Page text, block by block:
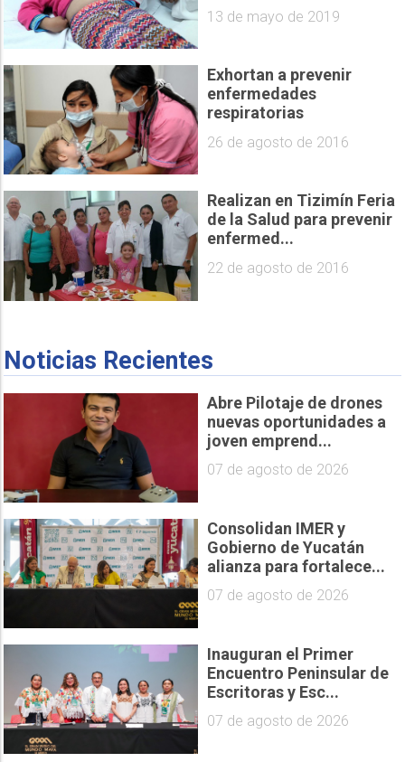
13 de mayo de 2019
Exhortan a prevenir
enfermedades
respiratorias
26 de agosto de 2016
Realizan en Tizimín Feria
de la Salud para prevenir
enfermed...
22 de agosto de 2016
Noticias Recientes
Abre Pilotaje de drones
nuevas oportunidades a
joven emprend...
07 de agosto de 2026
Consolidan IMER y
Gobierno de Yucatán
alianza para fortalece...
07 de agosto de 2026
Inauguran el Primer
Encuentro Peninsular de
Escritoras y Esc...
07 de agosto de 2026